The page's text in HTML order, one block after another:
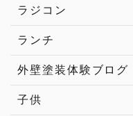
ラジコン
ランチ
外壁塗装体験ブログ
子供